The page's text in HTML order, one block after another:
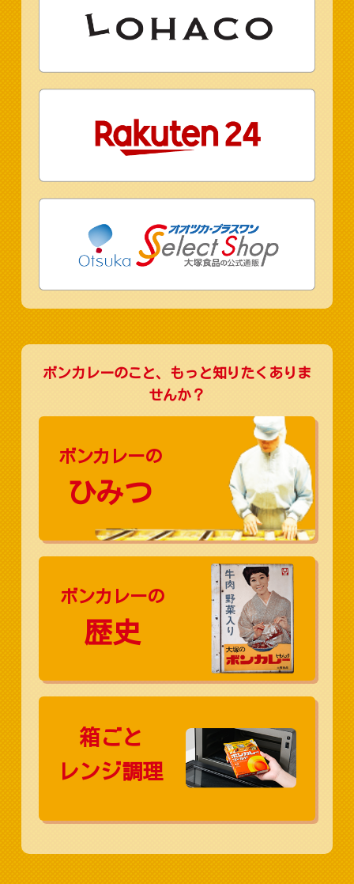
ボンカレーのこと、もっと知りたくありま
せんか？
ボンカレーの
ひみつ
ボンカレーの
歴史
箱ごと
レンジ調理